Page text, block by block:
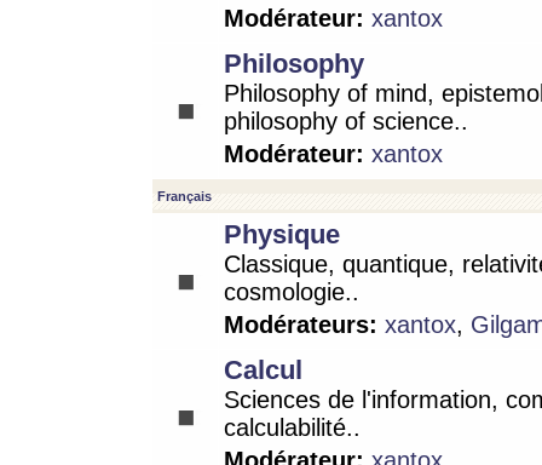
Modérateur: xantox
Philosophy
Philosophy of mind,
philosophy of science..
Modérateur: xantox
Français
Physique
Classique, quantique,
cosmologie..
Modérateurs: xantox,
Calcul
Sciences de l'information,
calculabilité..